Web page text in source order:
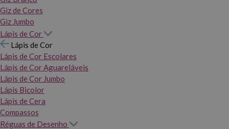
Giz de Cores
Giz Jumbo
Lápis de Cor
Lápis de Cor
Lápis de Cor Escolares
Lápis de Cor Aguareláveis
Lápis de Cor Jumbo
Lápis Bicolor
Lápis de Cera
Compassos
Réguas de Desenho